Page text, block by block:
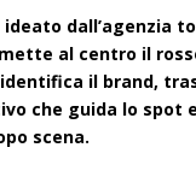
dall’agenzia
al centro il
il brand,
che guida lo spot
scena.